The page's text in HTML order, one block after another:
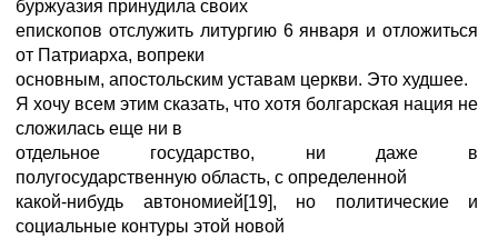
буржуазия принудила своих
епископов отслужить литургию 6 января и отложиться
от Патриарха, вопреки
основным, апостольским уставам церкви. Это худшее.
Я хочу всем этим сказать, что хотя болгарская нация не
сложилась еще ни в
отдельное государство, ни даже в
полугосударственную область, с определенной
какой-нибудь автономией[19], но политические и
социальные контуры этой новой